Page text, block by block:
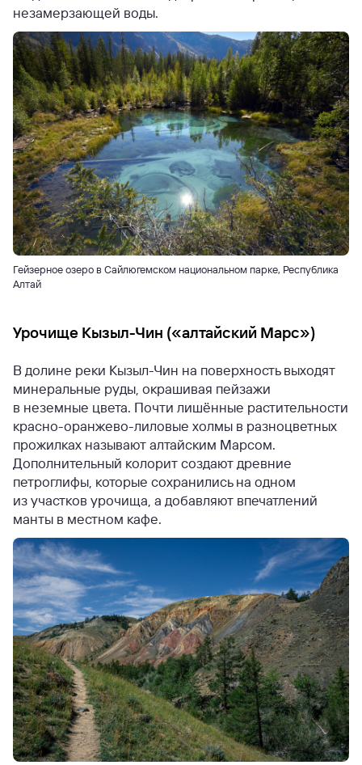
незамерзающей воды.
Гейзерное озеро в Сайлюгемском национальном парке, Республика
Алтай
Урочище Кызыл-Чин («алтайский Марс»)
В долине реки Кызыл-Чин на поверхность выходят
минеральные руды, окрашивая пейзажи
в неземные цвета. Почти лишённые растительности
красно-оранжево-лиловые холмы в разноцветных
прожилках называют алтайским Марсом.
Дополнительный колорит создают древние
петроглифы, которые сохранились на одном
из участков урочища, а добавляют впечатлений
манты в местном кафе.